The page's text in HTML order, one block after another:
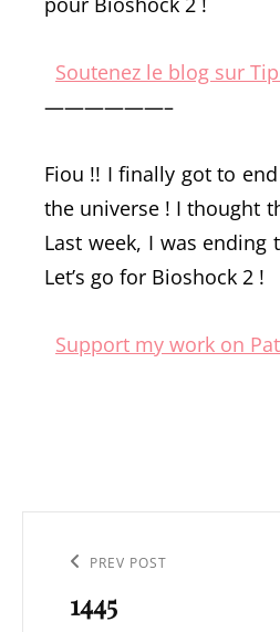
Soutenez le blog sur
——————–
Fiou !! I finally got to
the universe ! I thought
Last week, I was ending
Let’s go for Bioshock 2 !
Support my work on
l’article
Previous
Post
PREV POST
1445